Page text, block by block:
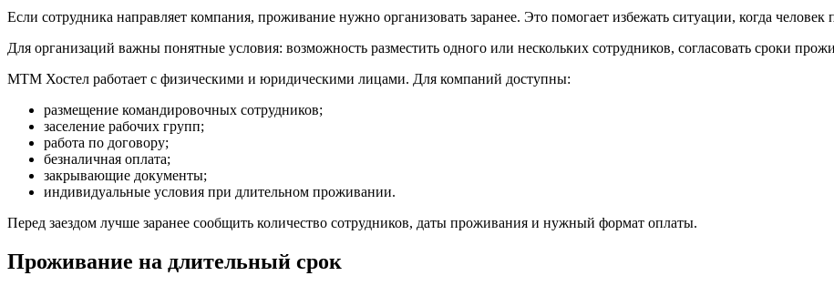
Если сотрудника направляет компания, проживание нужно организовать заранее. Это помогает избежать ситуации, когда человек
Для организаций важны понятные условия: возможность разместить одного или нескольких сотрудников, согласовать сроки
МТМ Хостел работает с физическими и юридическими лицами. Для компаний доступны:
размещение командировочных сотрудников;
заселение рабочих групп;
работа по договору;
безналичная оплата;
закрывающие документы;
индивидуальные условия при длительном проживании.
Перед заездом лучше заранее сообщить количество сотрудников, даты проживания и нужный формат оплаты.
Проживание на длительный срок